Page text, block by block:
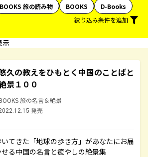
BOOKS 旅の読み物 BOOKS
D-Books
絞り込み条件を追加
示
久の教えをひもとく中国のことばと
景１００
旅の名言＆絶景
発売
てきた「地球の歩き方」があなたにお届
る中国の名言と癒やしの絶景集